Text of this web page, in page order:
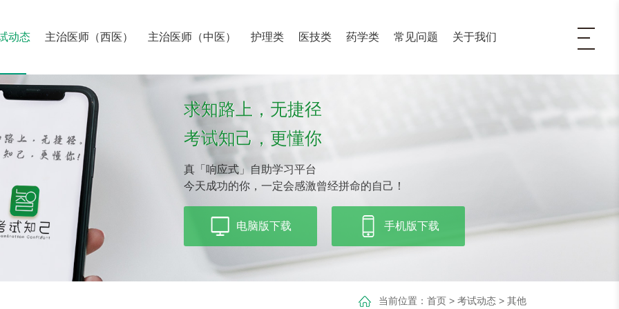
动态 主治医师（西医） 主治医师（中医） 护理类 医技类 药学类 常见问题 关于我们
求知路上，无捷径
考试知己，更懂你
真「响应式」自助学习平台
今天成功的你，一定会感激曾经拼命的自己！
电脑版下载 手机版下载
当前位置： 首页> 考试动态> 其他